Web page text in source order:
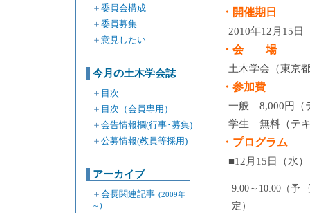
＋ 委員会構成
＋ 委員募集
＋ 意見したい
今月の土木学会誌
＋ 目次
＋ 目次（会員専用）
＋ 会告情報欄(行事･募集)
＋ 公募情報(教員等採用)
アーカイブ
＋ 会長関連記事 (2009年
～)
・開催期日
2010年12月15日
・会 場
土木学会（東京
・参加費
一般 8,000円（
学生 無料（テキ
・プログラム
■12月15日（水
9:00～10:00（予
定）